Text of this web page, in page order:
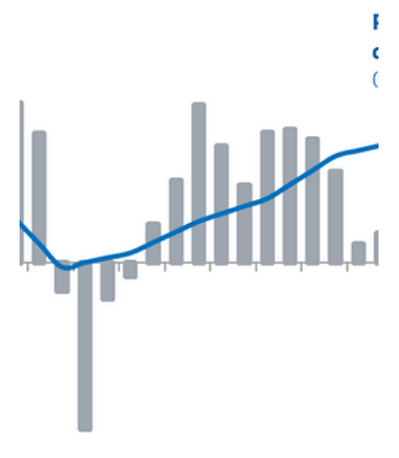
dirección contribuye al desempeño organizacional, aunque
presentó el estudio Global Female Leaders Outlook 2025,
que en su recorte para Sudamérica recoge la visión de 104
mujeres en puestos de liderazgo de seis países de la región.